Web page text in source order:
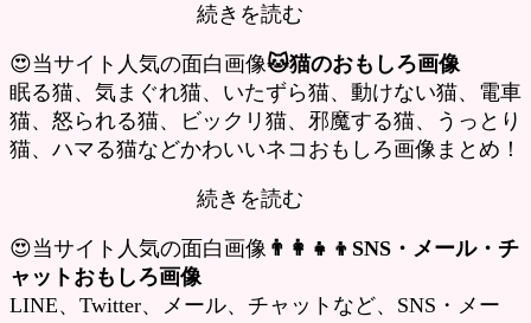
続きを読む
😍当サイト人気の面白画像🐱猫のおもしろ画像
眠る猫、気まぐれ猫、いたずら猫、動けない猫、電車
猫、怒られる猫、ビックリ猫、邪魔する猫、うっとり
猫、ハマる猫などかわいいネコおもしろ画像まとめ！
続きを読む
😍当サイト人気の面白画像 👨‍👩‍👧‍👦SNS・メール・チ
ャットおもしろ画像
LINE、Twitter、メール、チャットなど、SNS・メー